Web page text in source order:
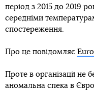
період з 2015 до 2019
середніми
спостереження.
Про це повідомляє
Проте в організації не
аномальна спека в